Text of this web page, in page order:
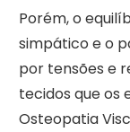
Porém, o
simpático e o
por tensões e
tecidos que os
Osteopatia